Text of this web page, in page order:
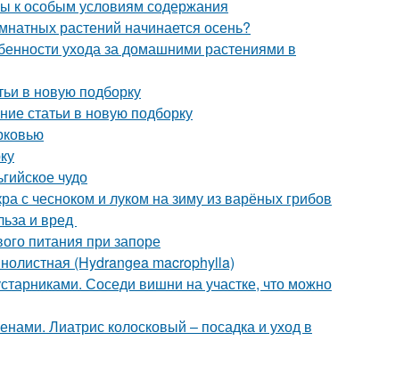
к особым условиям содержания
растений начинается осень?
ухода за домашними растениями в
в новую подборку
статьи в новую подборку
чудо
с чесноком и луком на зиму из варёных грибов
и вред
питания при запоре
(Hydrangea macrophylla)
Соседи вишни на участке, что можно
Лиатрис колосковый – посадка и уход в